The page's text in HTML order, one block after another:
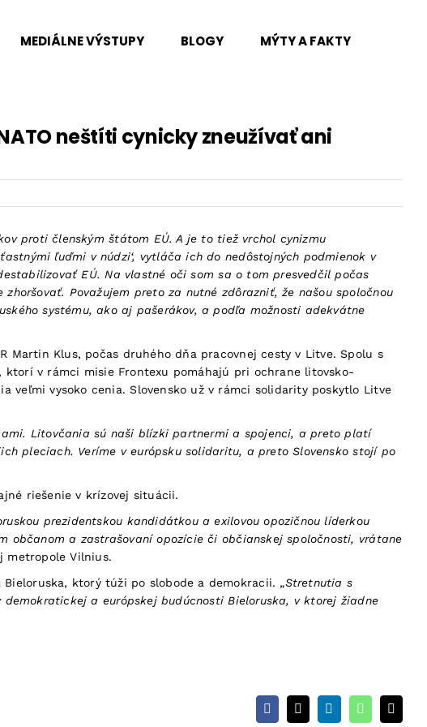
MEDIÁLNE VÝSTUPY BLOGY MÝTY A FAKTY
neštíti cynicky zneužívať ani
proti členským štátom EÚ. A je to tiež vrchol cynizmu
ľuďmi v núdzi‘, vytláča ich do nedôstojných podmienok v
EÚ. Na vlastné oči som sa o tom presvedčil počas
Považujem preto za nutné zdôrazniť, že našou spoločnou
systému, ako aj pašerákov, a podľa možnosti adekvátne
Martin Klus, počas druhého dňa pracovnej cesty v Litve. Spolu s
v rámci misie Frontexu pomáhajú pri ochrane litovsko-
veľmi vysoko cenia. Slovensko už v rámci solidarity poskytlo Litve
Litovčania sú naši blízki partnermi a spojenci, a preto platí
pleciach. Veríme v európsku solidaritu, a preto Slovensko stojí po
riešenie v krízovej situácii.
prezidentskou kandidátkou a exilovou opozičnou líderkou
občanom a zastrašovaní opozície či občianskej spoločnosti, vrátane
metropole Vilnius.
ktorý túži po slobode a demokracii. „Stretnutia s
a európskej budúcnosti Bieloruska, v ktorej žiadne
Facebook
X LinkedInWhatsApp
Email